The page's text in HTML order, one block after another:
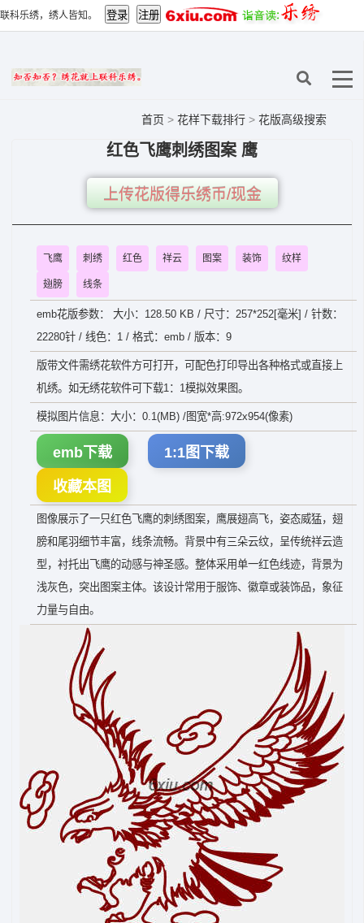
联科乐绣，绣人皆知。
首页 > 花样下载排行 > 花版高级搜索
红色飞鹰刺绣图案 鹰
上传花版得乐绣币/现金
飞鹰 刺绣 红色 祥云 图案 装饰 纹样
翅膀 线条
emb花版参数： 大小：128.50 KB / 尺寸：257*252[毫米] / 针数：
22280针 / 线色：1 / 格式：emb / 版本：9
版带文件需绣花软件方可打开，可配色打印导出各种格式或直接上
机绣。如无绣花软件可下载1：1模拟效果图。
模拟图片信息：大小：0.1(MB) /图宽*高:972x954(像素)
emb下载 1:1图下载
收藏本图
图像展示了一只红色飞鹰的刺绣图案，鹰展翅高飞，姿态威猛，翅
膀和尾羽细节丰富，线条流畅。背景中有三朵云纹，呈传统祥云造
型，衬托出飞鹰的动感与神圣感。整体采用单一红色线迹，背景为
浅灰色，突出图案主体。该设计常用于服饰、徽章或装饰品，象征
力量与自由。